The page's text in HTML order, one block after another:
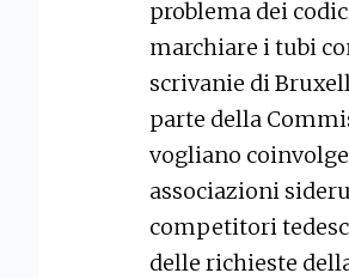
problema dei
marchiare i tubi
scrivanie di
parte della
vogliano
associazioni
competitori
delle richieste